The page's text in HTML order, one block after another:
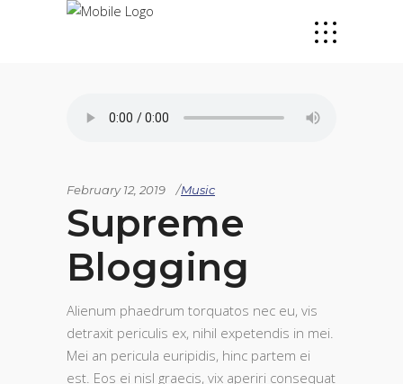
February 12, 2019 Music
Supreme
Blogging
Alienum phaedrum torquatos nec eu, vis
detraxit periculis ex, nihil expetendis in mei.
Mei an pericula euripidis, hinc partem ei
est. Eos ei nisl graecis, vix aperiri consequat